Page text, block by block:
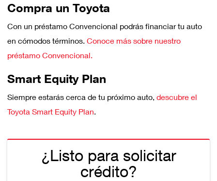
Compra un Toyota
Con un préstamo Convencional podrás financiar tu auto
en cómodos términos. Conoce más sobre nuestro
préstamo Convencional.
Smart Equity Plan
Siempre estarás cerca de tu próximo auto, descubre el
Toyota Smart Equity Plan.
¿Listo para solicitar
crédito?